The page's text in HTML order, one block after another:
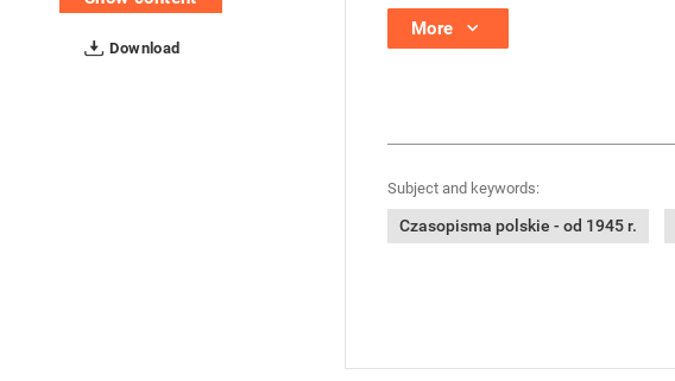
Download
More
Subject and keywords:
Czasopisma polskie - od 1945 r.